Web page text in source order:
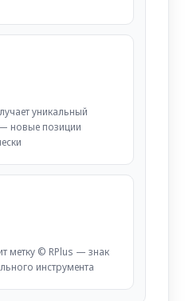
уникальный
новые позиции
метку © RPlus — знак
инструмента